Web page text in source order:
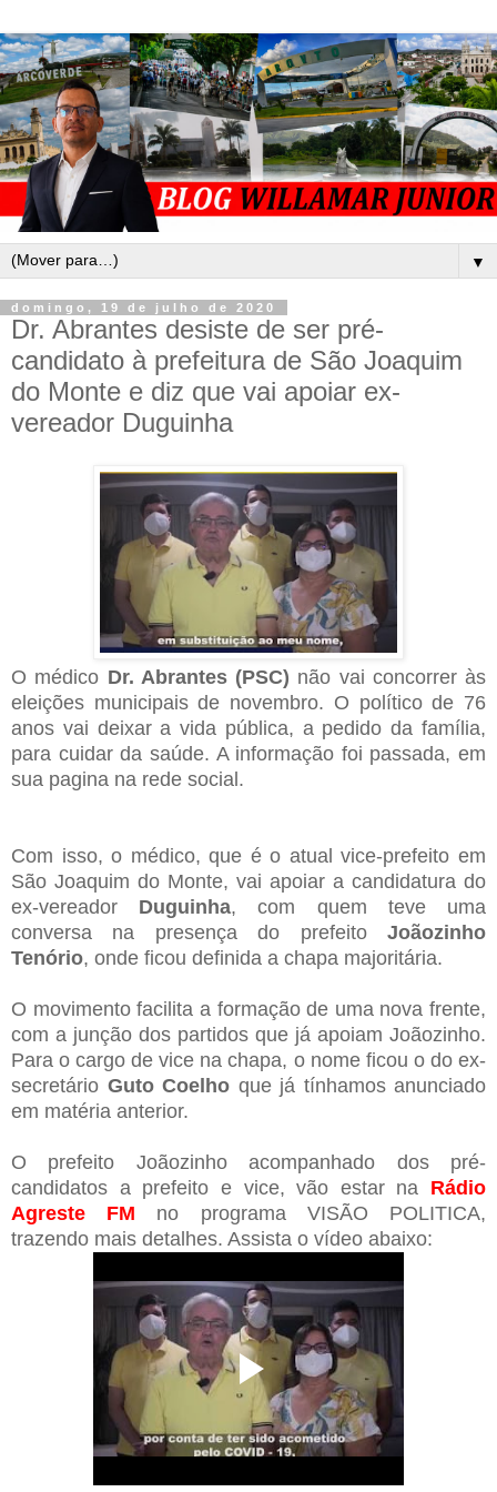
▼
domingo, 19 de julho de 2020
Dr. Abrantes desiste de ser pré-
candidato à prefeitura de São Joaquim
do Monte e diz que vai apoiar ex-
vereador Duguinha
O médico Dr. Abrantes (PSC) não vai concorrer às
eleições municipais de novembro. O político de 76
anos vai deixar a vida pública, a pedido da família,
para cuidar da saúde. A informação foi passada, em
sua pagina na rede social.
Com isso, o médico, que é o atual vice-prefeito em
São Joaquim do Monte, vai apoiar a candidatura do
ex-vereador Duguinha, com quem teve uma
conversa na presença do prefeito Joãozinho
Tenório, onde ficou definida a chapa majoritária.
O movimento facilita a formação de uma nova frente,
com a junção dos partidos que já apoiam Joãozinho.
Para o cargo de vice na chapa, o nome ficou o do ex-
secretário Guto Coelho que já tínhamos anunciado
em matéria anterior.
O prefeito Joãozinho acompanhado dos pré-
candidatos a prefeito e vice, vão estar na Rádio
Agreste FM no programa VISÃO POLITICA,
trazendo mais detalhes. Assista o vídeo abaixo: